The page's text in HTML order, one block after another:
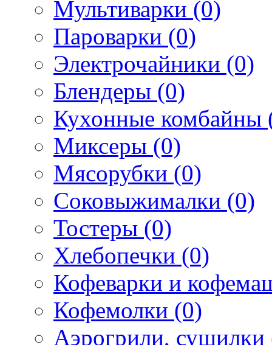
Мультиварки (0)
Пароварки (0)
Электрочайники (0)
Блендеры (0)
Кухонные комбайны
Миксеры (0)
Мясорубки (0)
Соковыжималки (0)
Тостеры (0)
Хлебопечки (0)
Кофеварки и
Кофемолки (0)
Аэрогрили, сушилки